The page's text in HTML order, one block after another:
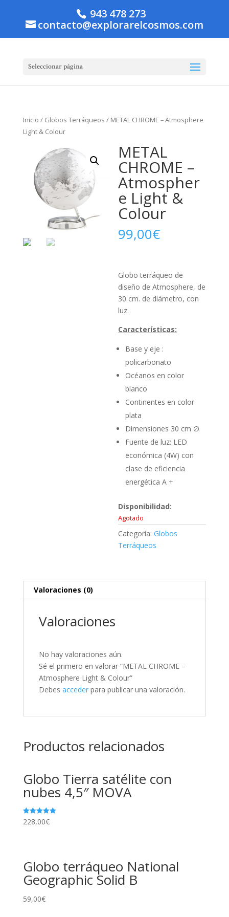
943 478 273
contacto@explorarelcosmos.com
Seleccionar página
Inicio / Globos Terráqueos / METAL CHROME – Atmosphere
Light & Colour
METAL
CHROME –
Atmospher
e Light &
Colour
99,00€
Globo terráqueo de
diseño de Atmosphere, de
30 cm. de diámetro, con
luz.
Características:
Base y eje :
policarbonato
Océanos en color
blanco
Continentes en color
plata
Dimensiones 30 cm ∅
Fuente de luz: LED
económica (4W) con
clase de eficiencia
energética A +
Disponibilidad:
Agotado
Categoría:Globos
Terráqueos
Valoraciones (0)
Valoraciones
No hay valoraciones aún.
Sé el primero en valorar “METAL CHROME –
Atmosphere Light & Colour”
Debes accederpara publicar una valoración.
Productos relacionados
Globo Tierra satélite con
nubes 4,5″ MOVA
Valorado en
5.00
228,00€
Globo terráqueo National
Geographic Solid B
59,00€